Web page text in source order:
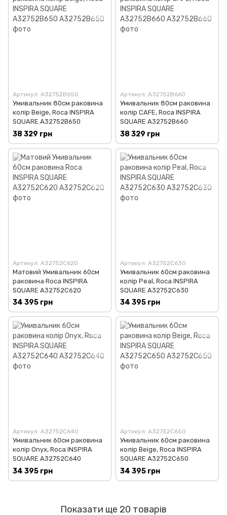
Артикул: A32752B650
Умивальник 80см раковина
колір Beige, Roca INSPIRA
SQUARE A32752B650
38 329 грн
Артикул: A32752B660
Умивальник 80см раковина
колір CAFE, Roca INSPIRA
SQUARE A32752B660
38 329 грн
Артикул: A32752C620
Матовий Умивальник 60см
раковина Roca INSPIRA
SQUARE A32752C620
34 395 грн
Артикул: A32752C630
Умивальник 60см раковина
колір Peal, Roca INSPIRA
SQUARE A32752C630
34 395 грн
Артикул: A32752C640
Умивальник 60см раковина
колір Onyx, Roca INSPIRA
SQUARE A32752C640
34 395 грн
Артикул: A32752C650
Умивальник 60см раковина
колір Beige, Roca INSPIRA
SQUARE A32752C650
34 395 грн
Показати ще 20 товарів